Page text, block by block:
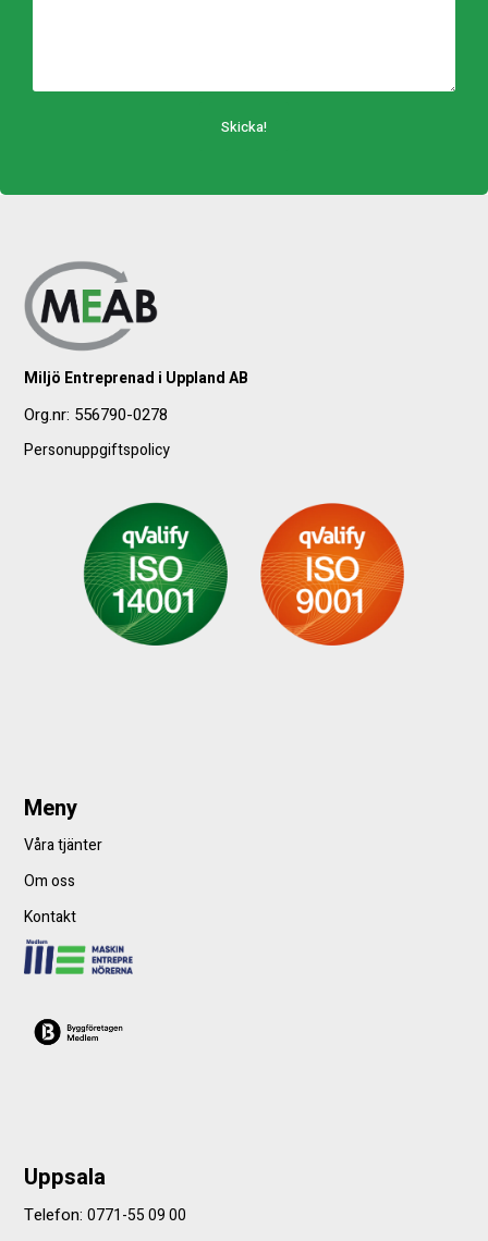
Miljö Entreprenad i Uppland AB
Org.nr: 556790-0278
Personuppgiftspolicy
Meny
Våra tjänter
Om oss
Kontakt
Uppsala
Telefon:0771-55 09 00